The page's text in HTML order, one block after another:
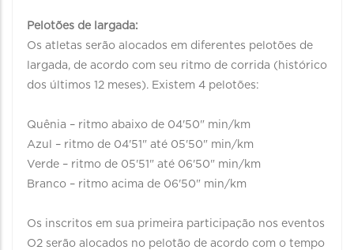
Pelotões de largada:
Os atletas serão alocados em diferentes pelotões de
largada, de acordo com seu ritmo de corrida (histórico
dos últimos 12 meses). Existem 4 pelotões:
Quênia – ritmo abaixo de 04'50" min/km
Azul – ritmo de 04'51" até 05'50" min/km
Verde – ritmo de 05'51" até 06'50" min/km
Branco – ritmo acima de 06'50" min/km
Os inscritos em sua primeira participação nos eventos
O2 serão alocados no pelotão de acordo com o tempo